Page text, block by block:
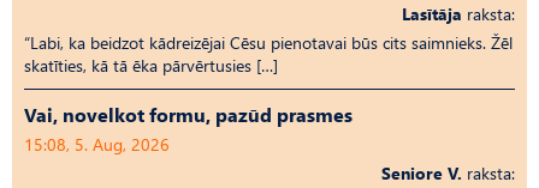
Lasītāja raksta:
“Labi, ka beidzot kādreizējai Cēsu pienotavai būs cits saimnieks. Žēl
skatīties, kā tā ēka pārvērtusies […]
Vai, novelkot formu, pazūd prasmes
15:08, 5. Aug, 2026
Seniore V. raksta: